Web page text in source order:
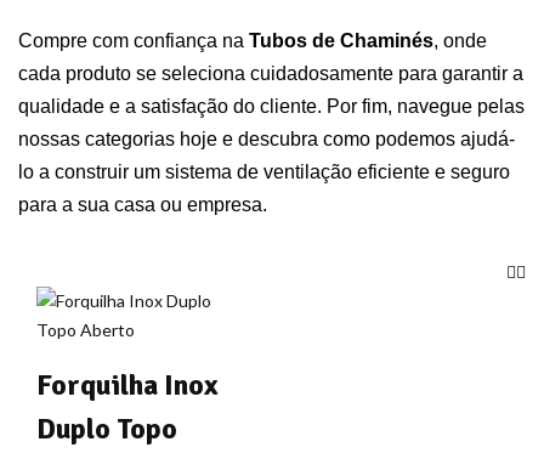
Compre com confiança na Tubos de Chaminés, onde
cada produto se seleciona cuidadosamente para garantir a
qualidade e a satisfação do cliente. Por fim, navegue pelas
nossas categorias hoje e descubra como podemos ajudá-
lo a construir um sistema de ventilação eficiente e seguro
para a sua casa ou empresa.
Forquilha Inox
Duplo Topo